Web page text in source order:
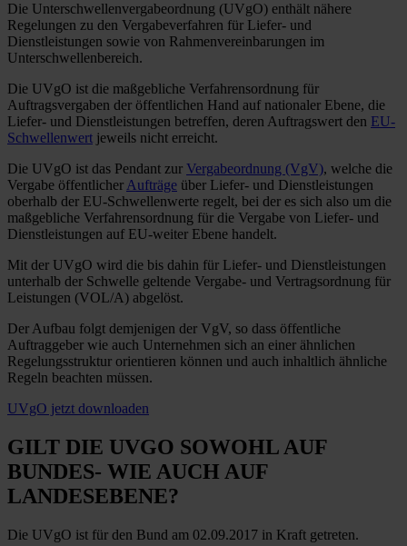
Die Unterschwellenvergabeordnung (UVgO) enthält nähere
Regelungen zu den Vergabeverfahren für Liefer- und
Dienstleistungen sowie von Rahmenvereinbarungen im
Unterschwellenbereich.
Die UVgO ist die maßgebliche Verfahrensordnung für
Auftragsvergaben der öffentlichen Hand auf nationaler Ebene, die
Liefer- und Dienstleistungen betreffen, deren Auftragswert den EU-
Schwellenwert jeweils nicht erreicht.
Die UVgO ist das Pendant zur Vergabeordnung (VgV), welche die
Vergabe öffentlicher Aufträge über Liefer- und Dienstleistungen
oberhalb der EU-Schwellenwerte regelt, bei der es sich also um die
maßgebliche Verfahrensordnung für die Vergabe von Liefer- und
Dienstleistungen auf EU-weiter Ebene handelt.
Mit der UVgO wird die bis dahin für Liefer- und Dienstleistungen
unterhalb der Schwelle geltende Vergabe- und Vertragsordnung für
Leistungen (VOL/A) abgelöst.
Der Aufbau folgt demjenigen der VgV, so dass öffentliche
Auftraggeber wie auch Unternehmen sich an einer ähnlichen
Regelungsstruktur orientieren können und auch inhaltlich ähnliche
Regeln beachten müssen.
UVgO jetzt downloaden
GILT DIE UVGO SOWOHL AUF
BUNDES- WIE AUCH AUF
LANDESEBENE?
Die UVgO ist für den Bund am 02.09.2017 in Kraft getreten.